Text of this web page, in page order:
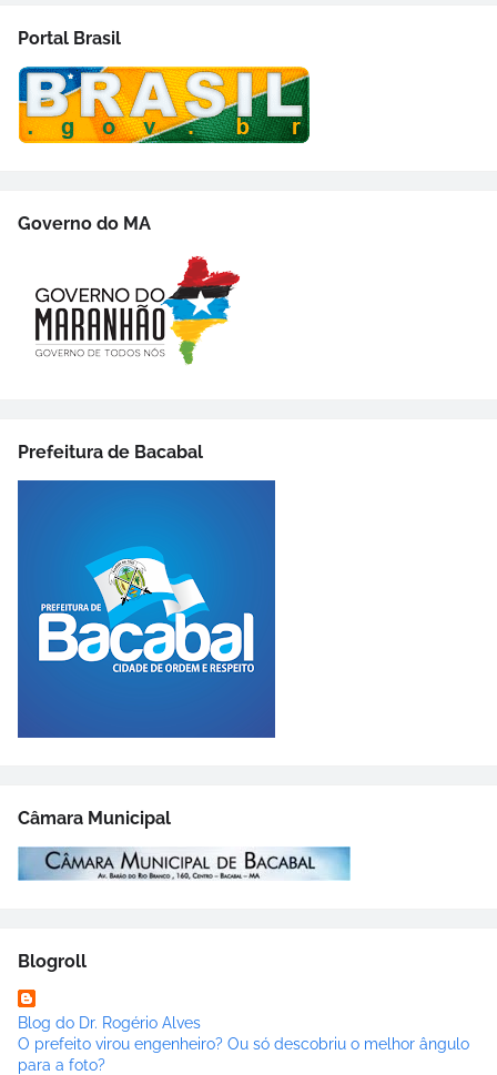
Portal Brasil
Governo do MA
Prefeitura de Bacabal
Câmara Municipal
Blogroll
Blog do Dr. Rogério Alves
O prefeito virou engenheiro? Ou só descobriu o melhor ângulo
para a foto?